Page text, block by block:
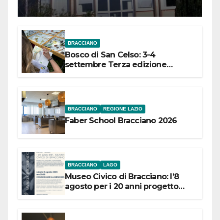
Meridionale
BRACCIANO
Bosco di San Celso: 3-4
settembre Terza edizione
BRACCIANO REGIONE LAZIO
Faber School Bracciano 2026
BRACCIANO LAGO
Museo Civico di Bracciano: l’8
agosto per i 20 anni progetto